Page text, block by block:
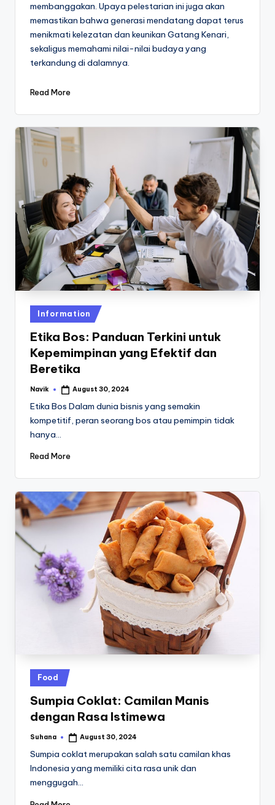
membanggakan. Upaya pelestarian ini juga akan
memastikan bahwa generasi mendatang dapat terus
menikmati kelezatan dan keunikan Gatang Kenari,
sekaligus memahami nilai-nilai budaya yang
terkandung di dalamnya.
Read More
Posted
in
Information
Etika Bos: Panduan Terkini untuk
Kepemimpinan yang Efektif dan
Beretika
Posted
Navik August 30, 2024
Etika Bos Dalam dunia bisnis yang semakin
kompetitif, peran seorang bos atau pemimpin tidak
hanya…
Read More
Posted
in
Food
Sumpia Coklat: Camilan Manis
dengan Rasa Istimewa
Posted
Suhana August 30, 2024
Sumpia coklat merupakan salah satu camilan khas
Indonesia yang memiliki cita rasa unik dan
menggugah…